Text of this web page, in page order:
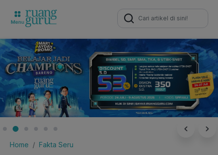
Search
for:
Home Fakta Seru